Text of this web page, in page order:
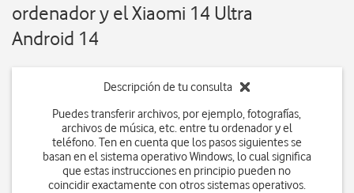
ordenador y el Xiaomi 14 Ultra
Android 14
Descripción de tu consulta
Puedes transferir archivos, por ejemplo, fotografías,
archivos de música, etc. entre tu ordenador y el
teléfono. Ten en cuenta que los pasos siguientes se
basan en el sistema operativo Windows, lo cual significa
que estas instrucciones en principio pueden no
coincidir exactamente con otros sistemas operativos.